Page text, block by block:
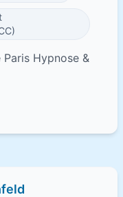
Hypnose &